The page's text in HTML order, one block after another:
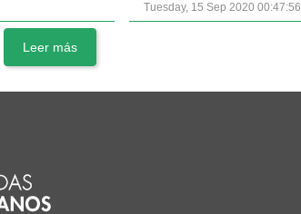
Leer más
Tuesday, 15 Sep 2020 00:47:56